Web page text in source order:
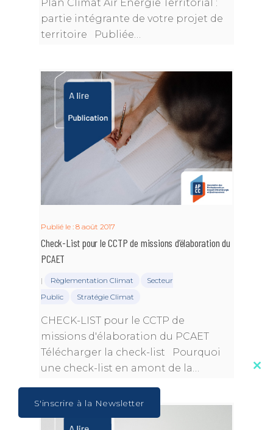
Plan Climat Air Énergie Territorial :
partie intégrante de votre projet de
territoire Publiée…
Publié le : 8 août 2017
Check-List pour le CCTP de missions d’élaboration du
PCAET
| Règlementation Climat
Secteur
Public
Stratégie Climat
CHECK-LIST pour le CCTP de
missions d'élaboration du PCAET
Télécharger la check-list Pourquoi
une check-list en amont de la…
S'inscrire à la Newsletter